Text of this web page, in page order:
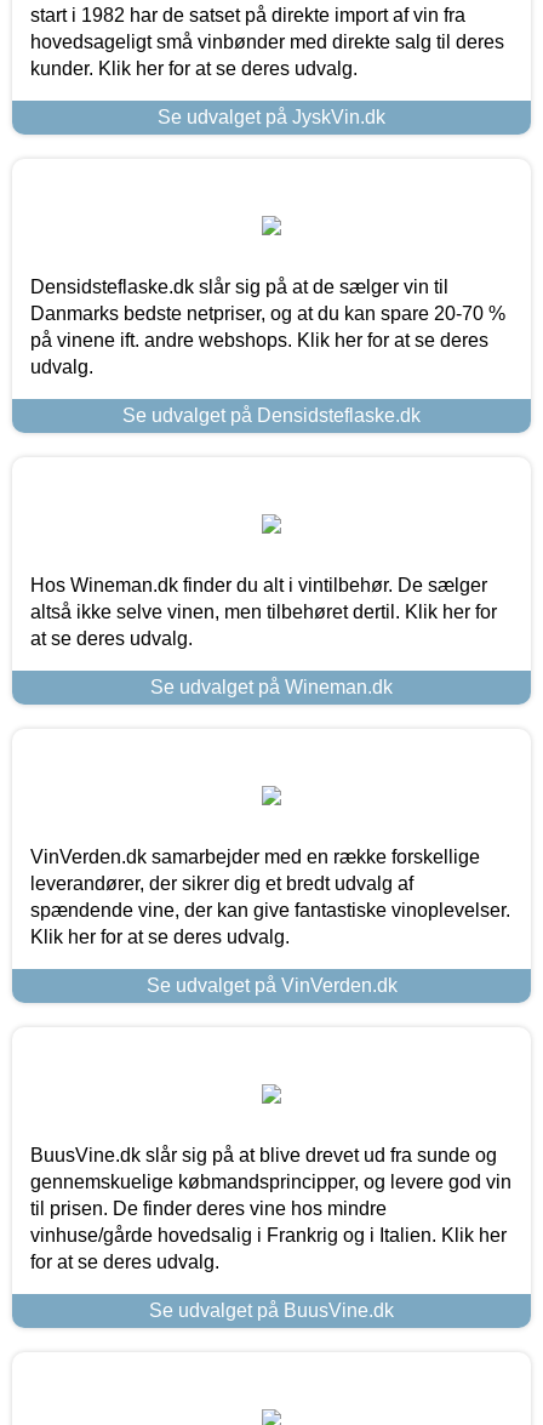
start i 1982 har de satset på direkte import af vin fra
hovedsageligt små vinbønder med direkte salg til deres
kunder. Klik her for at se deres udvalg.
Se udvalget på JyskVin.dk
Densidsteflaske.dk slår sig på at de sælger vin til
Danmarks bedste netpriser, og at du kan spare 20-70 %
på vinene ift. andre webshops. Klik her for at se deres
udvalg.
Se udvalget på Densidsteflaske.dk
Hos Wineman.dk finder du alt i vintilbehør. De sælger
altså ikke selve vinen, men tilbehøret dertil. Klik her for
at se deres udvalg.
Se udvalget på Wineman.dk
VinVerden.dk samarbejder med en række forskellige
leverandører, der sikrer dig et bredt udvalg af
spændende vine, der kan give fantastiske vinoplevelser.
Klik her for at se deres udvalg.
Se udvalget på VinVerden.dk
BuusVine.dk slår sig på at blive drevet ud fra sunde og
gennemskuelige købmandsprincipper, og levere god vin
til prisen. De finder deres vine hos mindre
vinhuse/gårde hovedsalig i Frankrig og i Italien. Klik her
for at se deres udvalg.
Se udvalget på BuusVine.dk